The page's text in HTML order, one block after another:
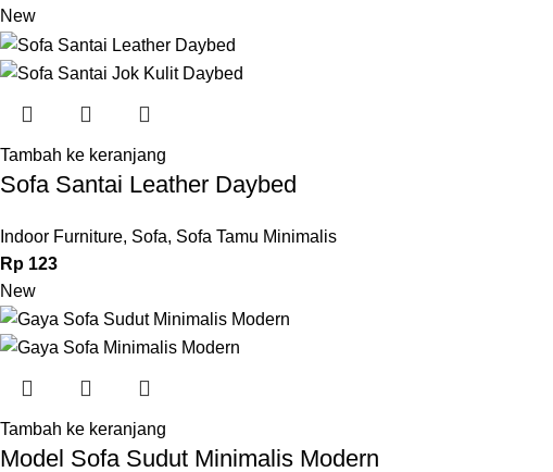
New
Tambah ke keranjang
Sofa Santai Leather Daybed
Indoor Furniture, Sofa, Sofa Tamu Minimalis
Rp 123
New
Tambah ke keranjang
Model Sofa Sudut Minimalis Modern